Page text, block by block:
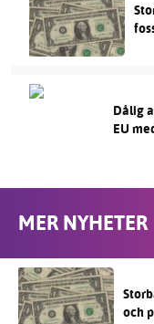
Dålig
EU
MER NYHETER
och